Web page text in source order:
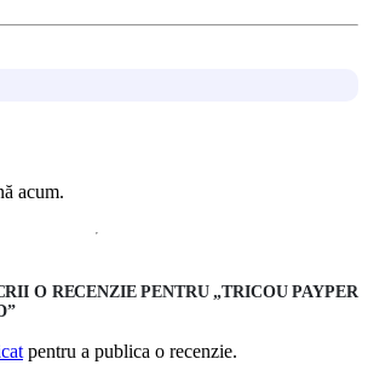
acum.
O RECENZIE PENTRU „TRICOU PAYPER
pentru a publica o recenzie.